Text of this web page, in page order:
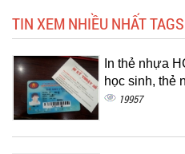
TIN XEM NHIỀU NHẤT
In thẻ nhựa
học sinh, thẻ
19957